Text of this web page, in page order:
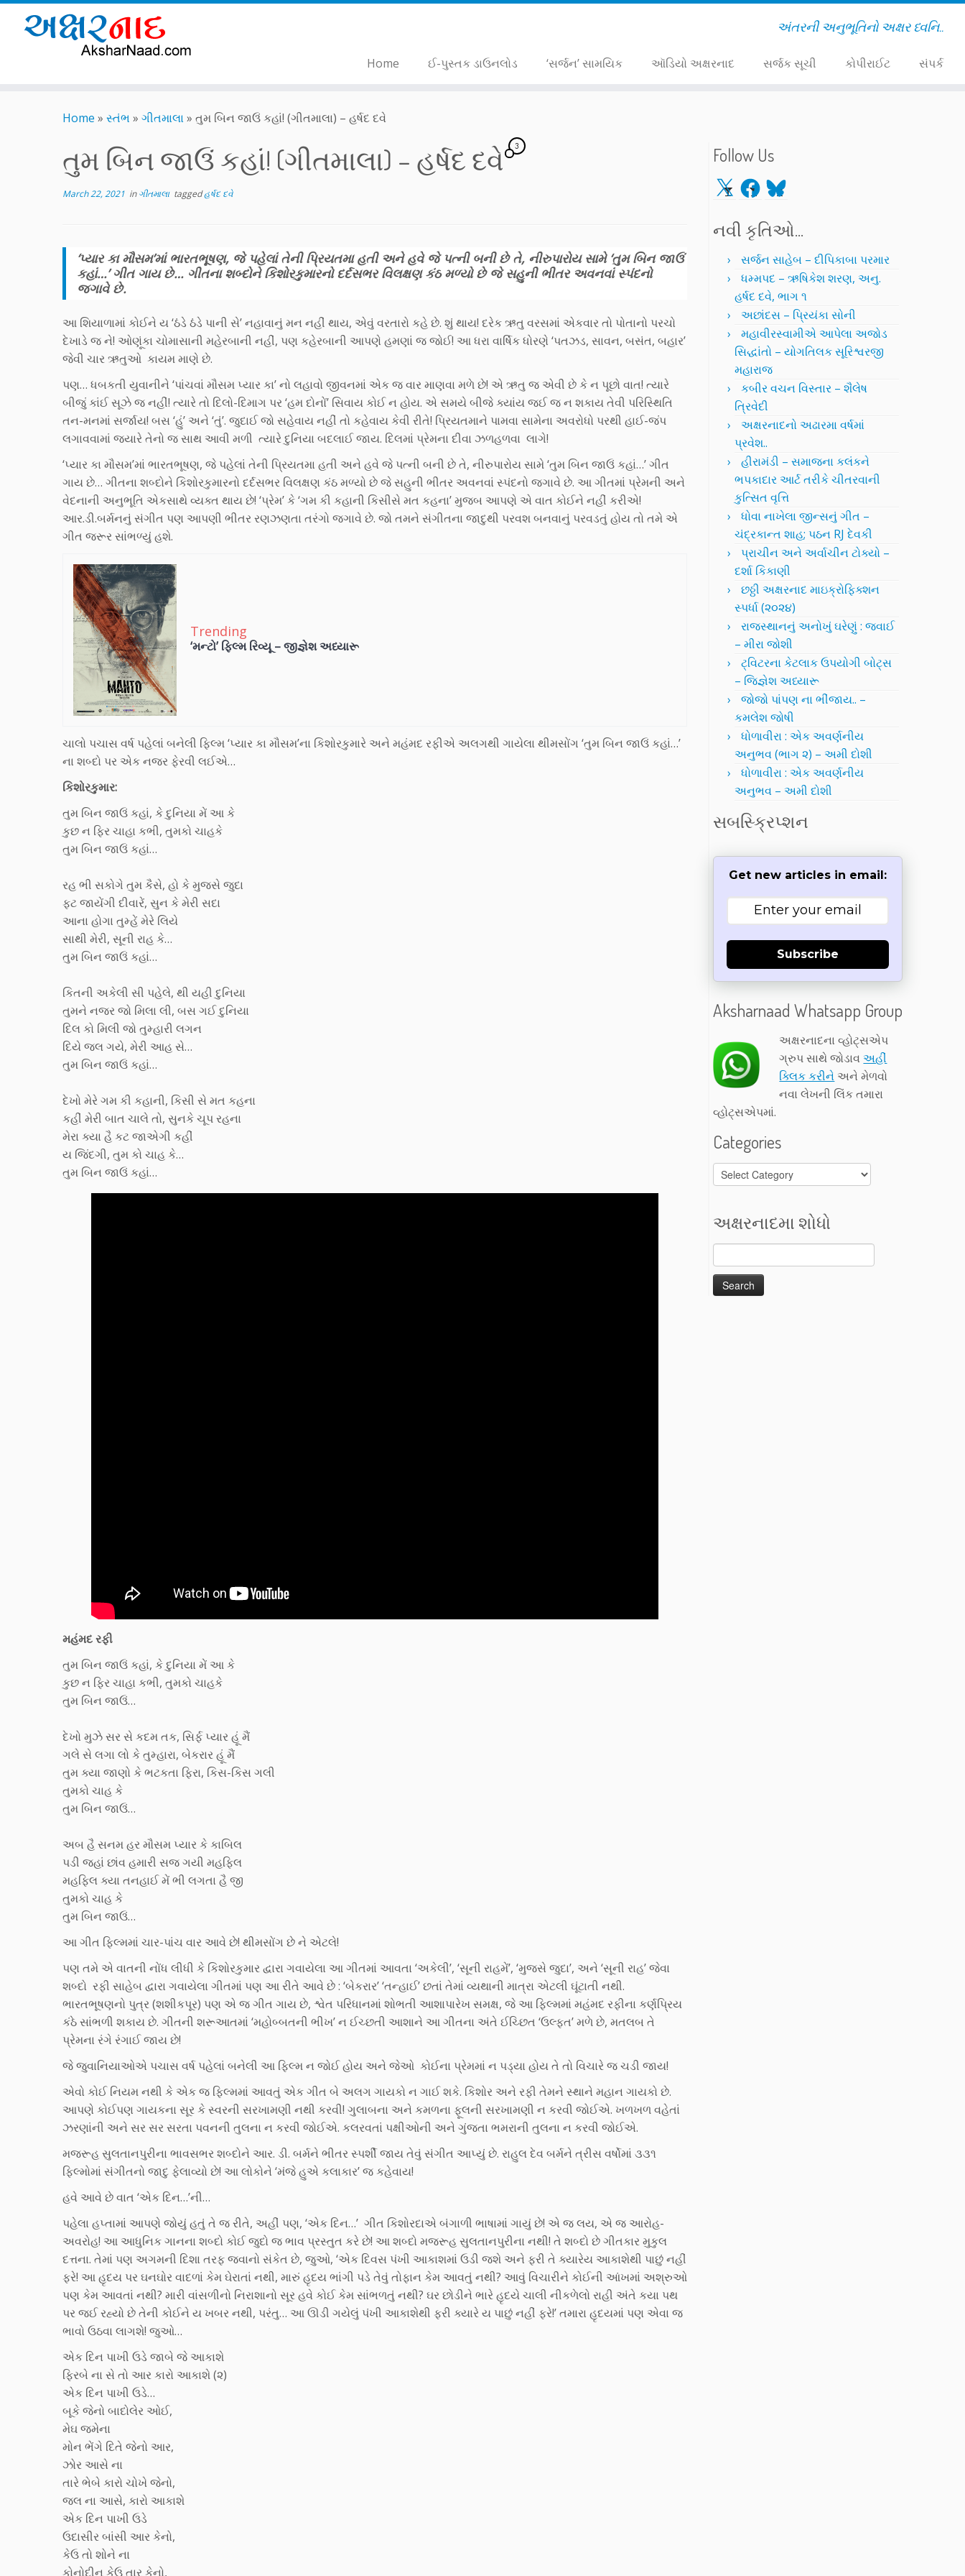
અંતરની અનુભૂતિનો અક્ષર ધ્વનિ..
Home ઈ-પુસ્તક ડાઉનલોડ ‘સર્જન’ સામયિક ઑડિયો અક્ષરનાદ સર્જક સૂચી કોપીરાઈટ સંપર્ક
Home » સ્તંભ » ગીતમાલા» તુમ બિન જાઉં કહાં! (ગીતમાલા) – હર્ષદ દવે
તુમ બિન જાઉં કહાં! (ગીતમાલા) – હર્ષદ દવે 3
March 22, 2021 inગીતમાલા taggedહર્ષદ દવે
‘પ્યાર કા મૌસમ’માં ભારતભૂષણ, જે પહેલાં તેની પ્રિયતમા હતી અને હવે જે પત્ની બની છે તે, નીરુપારોય સામે ‘તુમ બિન જાઉં
કહાં…’ ગીત ગાય છે… ગીતના શબ્દોને કિશોરકુમારનો દર્દસભર વિલક્ષણ કંઠ મળ્યો છે જે સહુની ભીતર અવનવાં સ્પંદનો
જગાવે છે.
આ શિયાળામાં કોઈને ય ‘ઠંડે ઠંડે પાની સે’ નહાવાનું મન નહીં થાય, એવું વરતારો કહે છે. શું થાય! દરેક ઋતુ વરસમાં એકવાર તો પોતાનો પરચો
દેખાડે જ ને! ઓણૂંકા ચોમાસાની મહેરબાની નહીં, પણ કહેરબાની આપણે હમણાં જ જોઈ! આ ધરા વાર્ષિક ધોરણે ‘પતઝડ, સાવન, બસંત, બહાર’
જેવી ચાર ઋતુઓ કાયમ માણે છે.
પણ… ધબકતી યુવાનીને ‘પાંચવાં મૌસમ પ્યાર કા’ નો લહાવો જીવનમાં એક જ વાર માણવા મળે છે! એ ઋતુ જ એવી છે કે ન પૂછો વાત! ત્યારે
બીજું કાંઈ સૂઝે જ નહીં! ત્યારે તો દિલો-દિમાગ પર ‘હમ દોનોં’ સિવાય કોઈ ન હોય. એ સમયે બીજે ક્યાંય જઈ જ ન શકાય તેવી પરિસ્થિતિ
તન-મનમાં સર્જાય! બસ ‘હું’ અને ‘તું’. જુદાઈ જો સહેવાય નહીં તો કહેવાય કેવી રીતે! પ્રિયતમાને પામવા સામેના અવરોધો પરથી હાઈ-જંપ
લગાવવામાં જયારે તેનો જ સાથ આવી મળી ત્યારે દુનિયા બદલાઈ જાય. દિલમાં પ્રેમના દીવા ઝળહળવા લાગે!
‘પ્યાર કા મૌસમ’માં ભારતભૂષણ, જે પહેલાં તેની પ્રિયતમા હતી અને હવે જે પત્ની બની છે તે, નીરુપારોય સામે ‘તુમ બિન જાઉં કહાં…’ ગીત
ગાય છે… ગીતના શબ્દોને કિશોરકુમારનો દર્દસભર વિલક્ષણ કંઠ મળ્યો છે જે સહુની ભીતર અવનવાં સ્પંદનો જગાવે છે. આ ગીતમાં પ્રેમની અને
વેદનાની અનુભૂતિ એકસાથે વ્યક્ત થાય છે! ‘પ્રેમ’ કે ‘ગમ કી કહાની કિસીસે મત કહના’ મુજબ આપણે એ વાત કોઈને નહીં કરીએ!
આર.ડી.બર્મનનું સંગીત પણ આપણી ભીતર રણઝણતા તરંગો જગાવે છે. જો તમને સંગીતના જાદુથી પરવશ બનવાનું પરવડતું હોય તો તમે એ
ગીત જરૂર સાંભળ્યું હશે.
Trending
‘મન્ટો’ ફિલ્મ રિવ્યૂ – જીજ્ઞેશ અધ્યારૂ
ચાલો પચાસ વર્ષ પહેલાં બનેલી ફિલ્મ ‘પ્યાર કા મૌસમ’ના કિશોરકુમારે અને મહંમદ રફીએ અલગથી ગાયેલા થીમસોંગ ‘તુમ બિન જાઉં કહાં…’
ના શબ્દો પર એક નજર ફેરવી લઈએ…
કિશોરકુમાર:
તુમ બિન જાઉં કહાં, કે દુનિયા મેં આ કે
કુછ ન ફિર ચાહા કભી, તુમકો ચાહકે
તુમ બિન જાઉં કહાં…
રહ ભી સકોગે તુમ કૈસે, હો કે મુજસે જુદા
ફટ જાયેંગી દીવારેં, સુન કે મેરી સદા
આના હોગા તુમ્હેં મેરે લિયે
સાથી મેરી, સૂની રાહ કે…
તુમ બિન જાઉં કહાં…
કિતની અકેલી સી પહેલે, થી યહી દુનિયા
તુમને નજર જો મિલા લી, બસ ગઈ દુનિયા
દિલ કો મિલી જો તુમ્હારી લગન
દિયે જલ ગયે, મેરી આહ સે…
તુમ બિન જાઉં કહાં…
દેખો મેરે ગમ કી કહાની, કિસી સે મત કહના
કહીં મેરી બાત ચાલે તો, સુનકે ચૂપ રહના
મેરા ક્યા હૈ કટ જાએગી કહીં
ય જિંદગી, તુમ કો ચાહ કે…
તુમ બિન જાઉં કહાં…
મહંમદ રફી
તુમ બિન જાઉં કહાં, કે દુનિયા મેં આ કે
કુછ ન ફિર ચાહા કભી, તુમકો ચાહકે
તુમ બિન જાઉં…
દેખો મુઝે સર સે કદમ તક, સિર્ફ પ્યાર હૂં મૈં
ગલે સે લગા લો કે તુમ્હારા, બેકરાર હૂં મૈં
તુમ ક્યા જાણો કે ભટકતા ફિરા, કિસ-કિસ ગલી
તુમકો ચાહ કે
તુમ બિન જાઉં…
અબ હૈ સનમ હર મૌસમ પ્યાર કે કાબિલ
પડી જહાં છાંવ હમારી સજ ગયી મહફિલ
મહફિલ ક્યા તનહાઈ મેં ભી લગતા હૈ જી
તુમકો ચાહ કે
તુમ બિન જાઉં…
આ ગીત ફિલ્મમાં ચાર-પાંચ વાર આવે છે! થીમસોંગ છે ને એટલે!
પણ તમે એ વાતની નોંધ લીધી કે કિશોરકુમાર દ્વારા ગવાયેલા આ ગીતમાં આવતા ‘અકેલી’, ‘સૂની રાહમેં’, ‘મુજસે જુદા’, અને ‘સૂની રાહ’ જેવા
શબ્દો રફી સાહેબ દ્વારા ગવાયેલા ગીતમાં પણ આ રીતે આવે છે : ‘બેકરાર’ ‘તન્હાઈ’ છતાં તેમાં વ્યથાની માત્રા એટલી ઘૂંટાતી નથી.
ભારતભૂષણનો પુત્ર (શશીકપૂર) પણ એ જ ગીત ગાય છે, શ્વેત પરિધાનમાં શોભતી આશાપારેખ સમક્ષ, જે આ ફિલ્મમાં મહંમદ રફીના કર્ણપ્રિય
કંઠે સાંભળી શકાય છે. ગીતની શરૂઆતમાં ‘મહોબ્બતની ભીખ’ ન ઈચ્છતી આશાને આ ગીતના અંતે ઈચ્છિત ‘ઉલ્ફત’ મળે છે, મતલબ તે
પ્રેમના રંગે રંગાઈ જાય છે!
જે જુવાનિયાઓએ પચાસ વર્ષ પહેલાં બનેલી આ ફિલ્મ ન જોઈ હોય અને જેઓ કોઈના પ્રેમમાં ન પડ્યા હોય તે તો વિચારે જ ચડી જાય!
એવો કોઈ નિયમ નથી કે એક જ ફિલ્મમાં આવતું એક ગીત બે અલગ ગાયકો ન ગાઈ શકે. કિશોર અને રફી તેમને સ્થાને મહાન ગાયકો છે.
આપણે કોઈપણ ગાયકના સૂર કે સ્વરની સરખામણી નથી કરવી! ગુલાબના અને કમળના ફૂલની સરખામણી ન કરવી જોઈએ. ખળખળ વહેતાં
ઝરણાંની અને સર સર સરતા પવનની તુલના ન કરવી જોઈએ. કલરવતાં પક્ષીઓની અને ગુંજતા ભમરાની તુલના ન કરવી જોઈએ.
મજરૂહ સુલતાનપુરીના ભાવસભર શબ્દોને આર. ડી. બર્મને ભીતર સ્પર્શી જાય તેવું સંગીત આપ્યું છે. રાહુલ દેવ બર્મને ત્રીસ વર્ષોમાં ૩૩૧
ફિલ્મોમાં સંગીતનો જાદુ ફેલાવ્યો છે! આ લોકોને ‘મંજે હુએ કલાકાર’ જ કહેવાય!
હવે આવે છે વાત ‘એક દિન…’ની…
પહેલા હપ્તામાં આપણે જોયું હતું તે જ રીતે, અહીં પણ, ‘એક દિન…’ ગીત કિશોરદાએ બંગાળી ભાષામાં ગાયું છે! એ જ લય, એ જ આરોહ-
અવરોહ! આ આધુનિક ગાનના શબ્દો કોઈ જુદો જ ભાવ પ્રસ્તુત કરે છે! આ શબ્દો મજરૂહ સુલતાનપુરીના નથી! તે શબ્દો છે ગીતકાર મુકુલ
દત્તના. તેમાં પણ અગમની દિશા તરફ જવાનો સંકેત છે, જુઓ, ‘એક દિવસ પંખી આકાશમાં ઉડી જશે અને ફરી તે ક્યારેય આકાશેથી પાછું નહીં
ફરે! આ હૃદય પર ઘનઘોર વાદળાં કેમ ઘેરાતાં નથી, મારું હૃદય ભાંગી પડે તેવું તોફાન કેમ આવતું નથી? આવું વિચારીને કોઈની આંખમાં અશ્રુઓ
પણ કેમ આવતાં નથી? મારી વાંસળીનો નિરાશાનો સૂર હવે કોઈ કેમ સાંભળતું નથી? ઘર છોડીને ભારે હૃદયે ચાલી નીકળેલો રાહી અંતે કયા પથ
પર જઈ રહ્યો છે તેની કોઈને ય ખબર નથી, પરંતુ… આ ઊડી ગયેલું પંખી આકાશેથી ફરી ક્યારે ય પાછું નહીં ફરે!’ તમારા હૃદયમાં પણ એવા જ
ભાવો ઉઠવા લાગશે! જુઓ…
એક દિન પાખી ઉડે જાબે જે આકાશે
ફિરબે ના સે તો આર કારો આકાશે (૨)
એક દિન પાખી ઉડે…
બૂકે જેનો બાદોલેર ઓઈ,
મેઘ જમેના
મોન ભેંગે દિતે જેનો આર,
ઝોર આસે ના
તારે ભેબે કારો ચોખે જેનો,
જલ ના આસે, કારો આકાશે
એક દિન પાખી ઉડે
ઉદાસીર બાંસી આર કેનો,
કેઉ તો શોને ના
કોનોદીન કેઉ તાર કેનો,
Follow Us
X Facebook
Bluesky
નવી કૃતિઓ…
સર્જન સાહેબ – દીપિકાબા પરમાર
ધમ્મપદ – ઋષિકેશ શરણ, અનુ.
હર્ષદ દવે, ભાગ ૧
અછાંદસ – પ્રિયંકા સોની
મહાવીરસ્વામીએ આપેલા અજોડ
સિદ્ધાંતો – યોગતિલક સૂરિશ્વરજી
મહારાજ
કબીર વચન વિસ્તાર – શૈલેષ
ત્રિવેદી
અક્ષરનાદનો અઢારમા વર્ષમાં
પ્રવેશ..
હીરામંડી – સમાજના કલંકને
ભપકાદાર આર્ટ તરીકે ચીતરવાની
કુત્સિત વૃત્તિ
ધોવા નાખેલા જીન્સનું ગીત –
ચંદ્રકાન્ત શાહ; પઠન RJ દેવકી
પ્રાચીન અને અર્વાચીન ટોક્યો –
દર્શા કિકાણી
છઠ્ઠી અક્ષરનાદ માઇક્રોફિક્શન
સ્પર્ધા (૨૦૨૪)
રાજસ્થાનનું અનોખું ઘરેણું : જવાઈ
– મીરા જોશી
ટ્વિટરના કેટલાક ઉપયોગી બોટ્સ
– જિજ્ઞેશ અધ્યારૂ
જોજો પાંપણ ના ભીંજાય.. –
કમલેશ જોષી
ધોળાવીરા : એક અવર્ણનીય
અનુભવ (ભાગ ૨) – અમી દોશી
ધોળાવીરા : એક અવર્ણનીય
અનુભવ – અમી દોશી
સબસ્ક્રિપ્શન
Get new articles in email:
Subscribe
Aksharnaad Whatsapp Group
અક્ષરનાદના વ્હોટ્સએપ
ગ્રુપ સાથે જોડાવઅહીં
ક્લિક કરીને અને મેળવો
નવા લેખની લિંક તમારા
વ્હોટ્સએપમાં.
Categories
Categories
અક્ષરનાદમા શોધો